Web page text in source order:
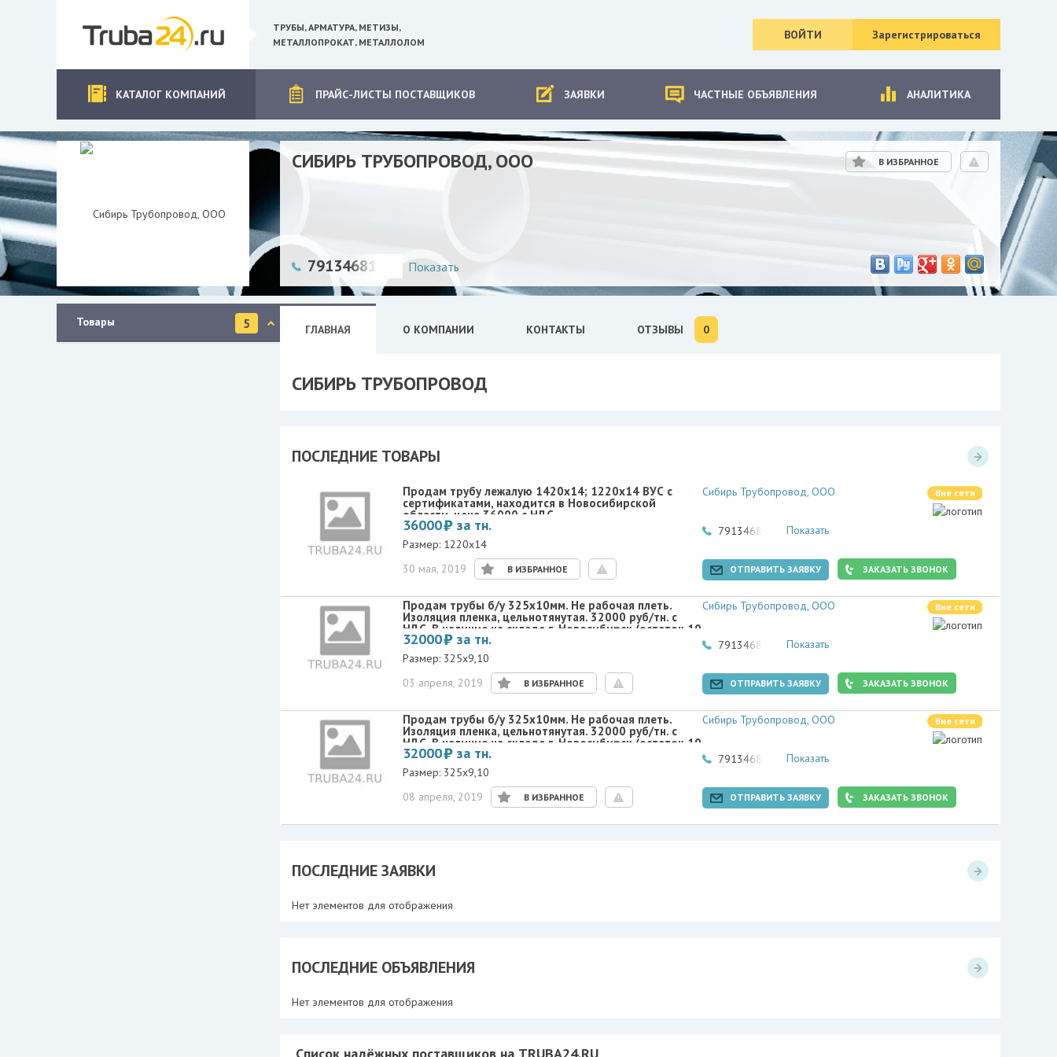
ТРУБЫ, АРМАТУРА, МЕТИЗЫ,
МЕТАЛЛОПРОКАТ, МЕТАЛЛОЛОМ
ВОЙТИ Зарегистрироваться
КАТАЛОГ КОМПАНИЙ ПРАЙС-ЛИСТЫ ПОСТАВЩИКОВ ЗАЯВКИ ЧАСТНЫЕ ОБЪЯВЛЕНИЯ АНАЛИТИКА
СИБИРЬ ТРУБОПРОВОД, ООО
79134681369 Показать
В ИЗБРАННОЕ
Товары 5 ГЛАВНАЯ О КОМПАНИИ КОНТАКТЫ ОТЗЫВЫ 0
СИБИРЬ ТРУБОПРОВОД
ПОСЛЕДНИЕ ТОВАРЫ
Продам трубу лежалую 1420х14; 1220х14 ВУС с
сертификатами, находится в Новосибирской
области, цена 36000 с НДС.
36000 за тн.
Размер: 1220х14
30 мая, 2019
В ИЗБРАННОЕ
Сибирь Трубопровод, ООО
79134681369Показать
Вне сети
ОТПРАВИТЬ ЗАЯВКУ ЗАКАЗАТЬ ЗВОНОК
Продам трубы б/у 325х10мм. Не рабочая плеть.
Изоляция пленка, цельнотянутая. 32000 руб/тн. с
НДС .В наличие на складе г. Новосибирск.(остаток 10
тн.) .
32000 за тн.
Размер: 325х9,10
03 апреля, 2019
В ИЗБРАННОЕ
Сибирь Трубопровод, ООО
79134681369Показать
Вне сети
ОТПРАВИТЬ ЗАЯВКУ ЗАКАЗАТЬ ЗВОНОК
Продам трубы б/у 325х10мм. Не рабочая плеть.
Изоляция пленка, цельнотянутая. 32000 руб/тн. с
НДС .В наличие на складе г. Новосибирск.(остаток 10
тн.) .
32000 за тн.
Размер: 325х9,10
08 апреля, 2019
В ИЗБРАННОЕ
Сибирь Трубопровод, ООО
79134681369Показать
Вне сети
ОТПРАВИТЬ ЗАЯВКУ ЗАКАЗАТЬ ЗВОНОК
ПОСЛЕДНИЕ ЗАЯВКИ
Нет элементов для отображения
ПОСЛЕДНИЕ ОБЪЯВЛЕНИЯ
Нет элементов для отображения